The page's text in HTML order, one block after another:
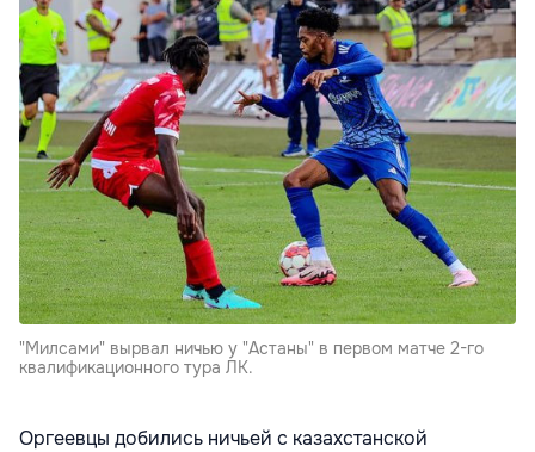
"Милсами" вырвал ничью у "Астаны" в первом матче 2-го
квалификационного тура ЛК.
Оргеевцы добились ничьей с казахстанской